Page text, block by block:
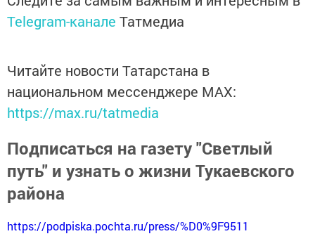
Telegram-канале Татмедиа
Читайте новости Татарстана в
национальном мессенджере MАХ:
https://max.ru/tatmedia
Подписаться на газету "Светлый
путь" и узнать о жизни Тукаевского
района
https://podpiska.pochta.ru/press/%D0%9F9511